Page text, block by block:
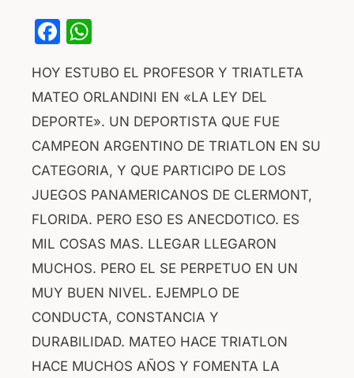
F
c
e
b
o
o
k
at
s
A
p
p
HOY ESTUBO EL PROFESOR Y TRIATLETA
MATEO ORLANDINI EN «LA LEY DEL
DEPORTE». UN DEPORTISTA QUE FUE
CAMPEON ARGENTINO DE TRIATLON EN SU
CATEGORIA, Y QUE PARTICIPO DE LOS
JUEGOS PANAMERICANOS DE CLERMONT,
FLORIDA. PERO ESO ES ANECDOTICO. ES
MIL COSAS MAS. LLEGAR LLEGARON
MUCHOS. PERO EL SE PERPETUO EN UN
MUY BUEN NIVEL. EJEMPLO DE
CONDUCTA, CONSTANCIA Y
DURABILIDAD. MATEO HACE TRIATLON
HACE MUCHOS AÑOS Y FOMENTA LA